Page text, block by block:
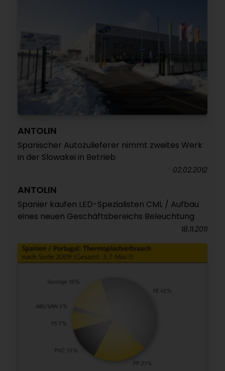
ANTOLIN
Spanischer Autozulieferer nimmt zweites Werk
in der Slowakei in Betrieb
02.02.2012
ANTOLIN
Spanier kaufen LED-Spezialisten CML / Aufbau
eines neuen Geschäftsbereichs Beleuchtung
18.11.2011